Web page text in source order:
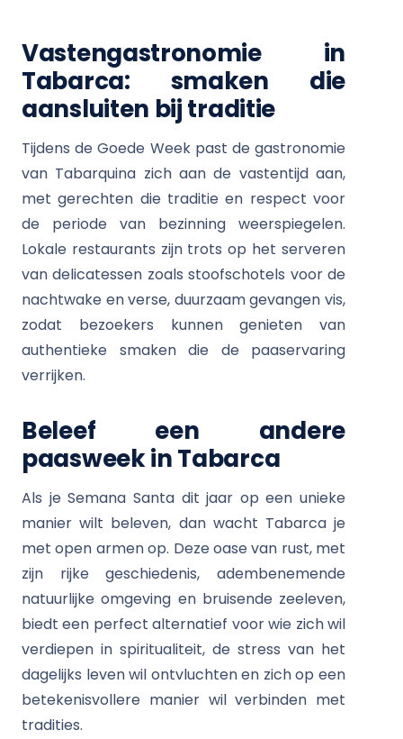
Vastengastronomie in
Tabarca: smaken die
aansluiten bij traditie
Tijdens de Goede Week past de gastronomie
van Tabarquina zich aan de vastentijd aan,
met gerechten die traditie en respect voor
de periode van bezinning weerspiegelen.
Lokale restaurants zijn trots op het serveren
van delicatessen zoals stoofschotels voor de
nachtwake en verse, duurzaam gevangen vis,
zodat bezoekers kunnen genieten van
authentieke smaken die de paaservaring
verrijken.
Beleef een andere
paasweek in Tabarca
Als je Semana Santa dit jaar op een unieke
manier wilt beleven, dan wacht Tabarca je
met open armen op. Deze oase van rust, met
zijn rijke geschiedenis, adembenemende
natuurlijke omgeving en bruisende zeeleven,
biedt een perfect alternatief voor wie zich wil
verdiepen in spiritualiteit, de stress van het
dagelijks leven wil ontvluchten en zich op een
betekenisvollere manier wil verbinden met
tradities.